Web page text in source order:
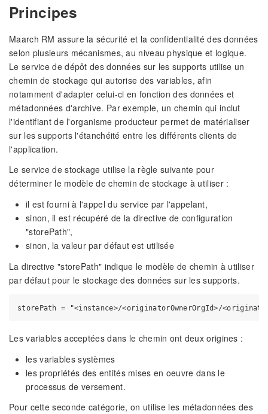
Principes
Maarch RM assure la sécurité et la confidentialité des données
selon plusieurs mécanismes, au niveau physique et logique.
Le service de dépôt des données sur les supports utilise un
chemin de stockage qui autorise des variables, afin
notamment d'adapter celui-ci en fonction des données et
métadonnées d'archive. Par exemple, un chemin qui inclut
l'identifiant de l'organisme producteur permet de matérialiser
sur les supports l'étanchéité entre les différents clients de
l'application.
Le service de stockage utilise la règle suivante pour
déterminer le modèle de chemin de stockage à utiliser :
il est fourni à l'appel du service par l'appelant,
sinon, il est récupéré de la directive de configuration
"storePath",
sinon, la valeur par défaut est utilisée
La directive "storePath" indique le modèle de chemin à utiliser
par défaut pour le stockage des données sur les supports.
Les variables acceptées dans le chemin ont deux origines :
les variables systèmes
les propriétés des entités mises en oeuvre dans le
processus de versement.
Pour cette seconde catégorie, on utilise les métadonnées des